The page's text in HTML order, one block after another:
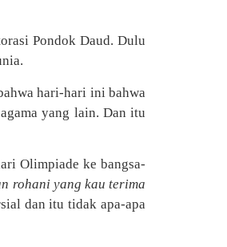
Pondok Daud. Dulu
hari-hari ini bahwa
yang lain. Dan itu
Olimpiade ke bangsa-
rohani yang kau terima
dan itu tidak apa-apa